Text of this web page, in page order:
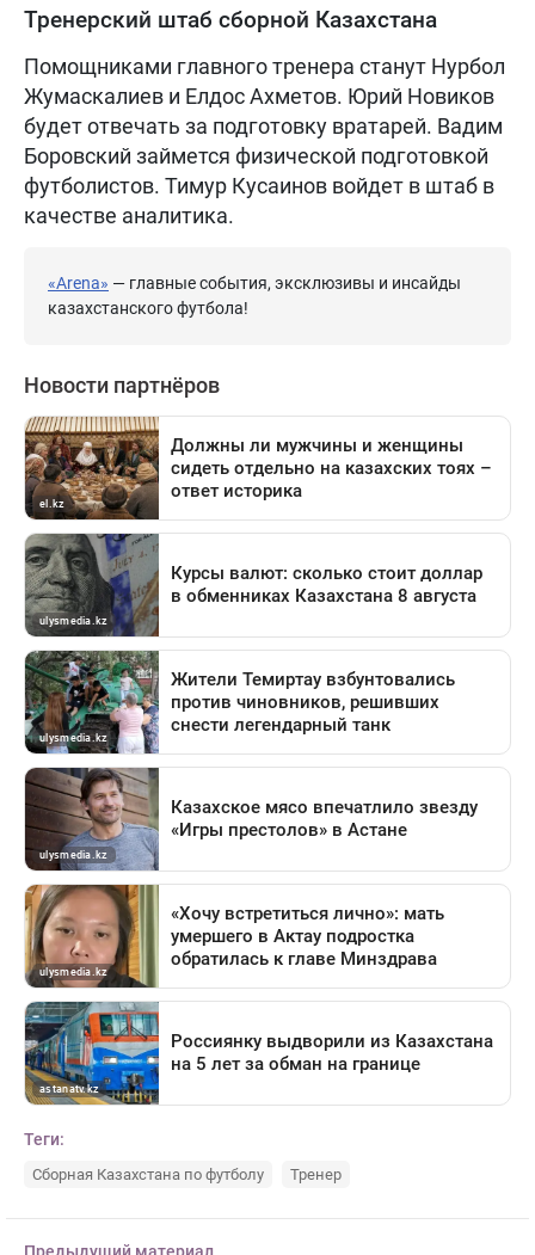
Тренерский штаб сборной Казахстана
Помощниками главного тренера станут Нурбол
Жумаскалиев и Елдос Ахметов. Юрий Новиков
будет отвечать за подготовку вратарей. Вадим
Боровский займется физической подготовкой
футболистов. Тимур Кусаинов войдет в штаб в
качестве аналитика.
«Arena» — главные события, эксклюзивы и инсайды
казахстанского футбола!
Теги:
Сборная Казахстана по футболу Тренер